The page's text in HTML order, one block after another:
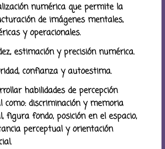
numérica que permite la
de imágenes mentales,
y operacionales.
estimación y precisión numérica.
confianza y autoestima.
habilidades de percepción
como: discriminación y memoria
figura fondo, posición en el espacio,
perceptual y orientación